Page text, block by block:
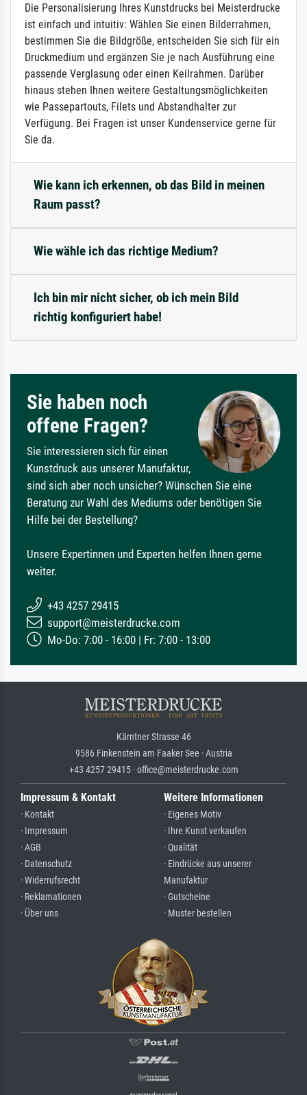
Die Personalisierung Ihres Kunstdrucks bei Meisterdrucke
ist einfach und intuitiv: Wählen Sie einen Bilderrahmen,
bestimmen Sie die Bildgröße, entscheiden Sie sich für ein
Druckmedium und ergänzen Sie je nach Ausführung eine
passende Verglasung oder einen Keilrahmen. Darüber
hinaus stehen Ihnen weitere Gestaltungsmöglichkeiten
wie Passepartouts, Filets und Abstandhalter zur
Verfügung. Bei Fragen ist unser Kundenservice gerne für
Sie da.
Wie kann ich erkennen, ob das Bild in meinen
Raum passt?
Wie wähle ich das richtige Medium?
Ich bin mir nicht sicher, ob ich mein Bild
richtig konfiguriert habe!
Sie haben noch
offene Fragen?
Sie interessieren sich für einen
Kunstdruck aus unserer Manufaktur,
sind sich aber noch unsicher? Wünschen Sie eine
Beratung zur Wahl des Mediums oder benötigen Sie
Hilfe bei der Bestellung?
Unsere Expertinnen und Experten helfen Ihnen gerne
weiter.
+43 4257 29415
support@meisterdrucke.com
Mo-Do: 7:00 - 16:00 | Fr: 7:00 - 13:00
Kärntner Strasse 46
9586 Finkenstein am Faaker See · Austria
+43 4257 29415 · office@meisterdrucke.com
Impressum & Kontakt
· Kontakt
· Impressum
· AGB
· Datenschutz
· Widerrufsrecht
· Reklamationen
· Über uns
Weitere Informationen
· Eigenes Motiv
· Ihre Kunst verkaufen
· Qualität
· Eindrücke aus unserer
Manufaktur
· Gutscheine
· Muster bestellen